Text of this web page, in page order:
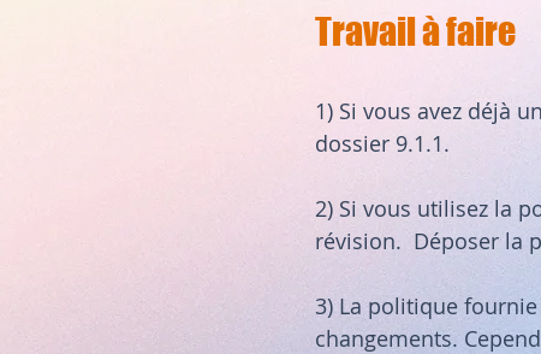
Travail à faire
1) Si vous avez déjà
dossier 9.1.1.
2) Si vous utilisez la
révision. Déposer la
3) La politique
changements.